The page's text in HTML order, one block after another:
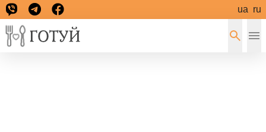
ua ru